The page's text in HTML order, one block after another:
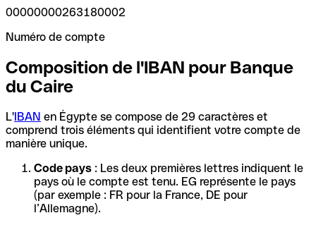
00000000263180002
Numéro de compte
Composition de l'IBAN pour Banque
du Caire
L'IBAN en Égypte se compose de 29 caractères et
comprend trois éléments qui identifient votre compte de
manière unique.
Code pays : Les deux premières lettres indiquent le
pays où le compte est tenu. EG représente le pays
(par exemple : FR pour la France, DE pour
l’Allemagne).